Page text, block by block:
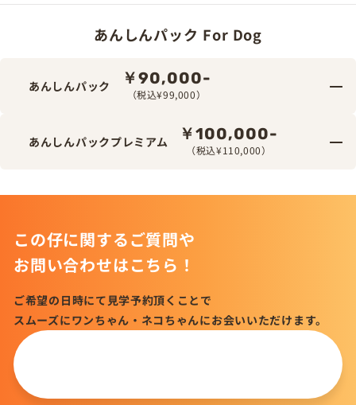
あんしんパック For Dog
あんしんパック ￥90,000-
（税込¥99,000）
あんしんパックプレミアム ￥100,000-
（税込¥110,000）
この仔に関するご質問や
お問い合わせはこちら！
ご希望の日時にて見学予約頂くことで
スムーズにワンちゃん・ネコちゃんにお会いいただけます。